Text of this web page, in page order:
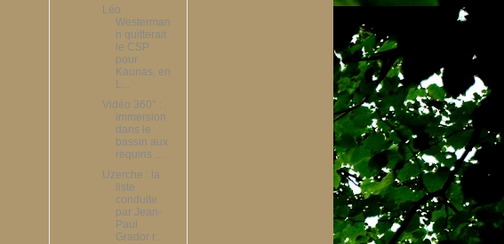
Léo
Westerman
n quitterait
le CSP
pour
Kaunas, en
L...
Vidéo 360° :
immersion
dans le
bassin aux
requins ...
Uzerche : la
liste
conduite
par Jean-
Paul
Grador r...